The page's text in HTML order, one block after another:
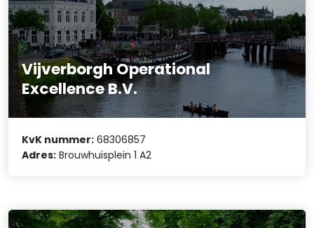
Vijverborgh Operational
Excellence B.V.
KvK nummer: 68306857
Adres: Brouwhuisplein 1 A2